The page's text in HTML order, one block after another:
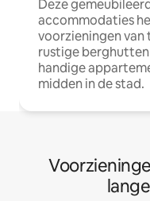
Deze
accommodaties
voorzieningen van
rustige
handige
midden in de stad.